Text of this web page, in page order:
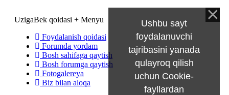
UzigaBek qoidasi + Menyu
Foydalanish qoidasi
Forumda yordam
Bosh sahifaga qaytish
Bosh forumga qaytish
Fotogalereya
Biz bilan aloqa
Ushbu sayt
foydalanuvchi
tajribasini yanada
qulayroq qilish
uchun Cookie-
fayllardan